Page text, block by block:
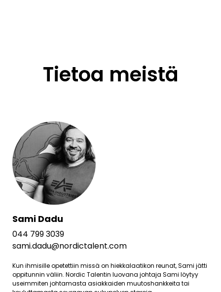
Tietoa meistä
Sami Dadu
044 799 3039
sami.dadu@nordictalent.com
Kun ihmisille opetettiin missä on hiekkalaatikon reunat, Sami jätti
oppitunnin väliin. Nordic Talentin luovana johtaja Sami löytyy
useimmiten johtamasta asiakkaiden muutoshankkeita tai